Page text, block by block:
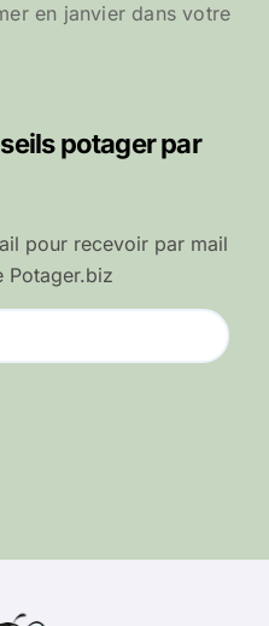
en janvier dans votre
potager par
pour recevoir par mail
Potager.biz